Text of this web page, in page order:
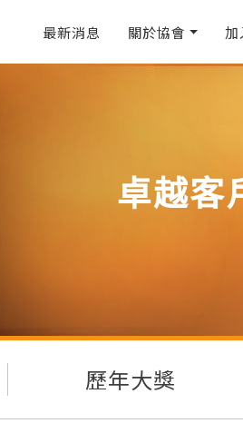
最新消息 關於協會 加
卓越客
歷年大獎